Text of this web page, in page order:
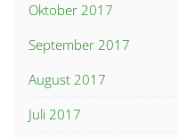
Oktober 2017
September 2017
August 2017
Juli 2017